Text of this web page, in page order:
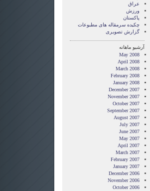
عراق
ورزش
پاکستان
چکیده سرمقاله های مطبوعات
گزارش تصويری
آرشیو ماهانه
May 2008
April 2008
March 2008
February 2008
January 2008
December 2007
November 2007
October 2007
September 2007
August 2007
July 2007
June 2007
May 2007
April 2007
March 2007
February 2007
January 2007
December 2006
November 2006
October 2006